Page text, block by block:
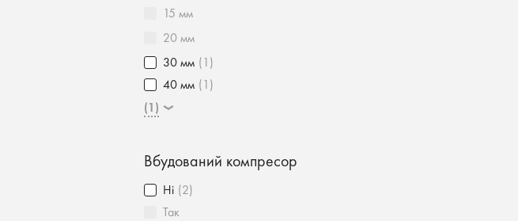
15 мм
20 мм
30 мм (1)
40 мм (1)
(1)
Вбудований компресор
Ні (2)
Так